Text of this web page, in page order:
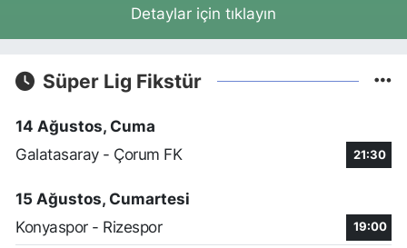
Detaylar için tıklayın
Süper Lig Fikstür
14 Ağustos, Cuma
Galatasaray - Çorum FK
21:30
15 Ağustos, Cumartesi
Konyaspor - Rizespor
19:00